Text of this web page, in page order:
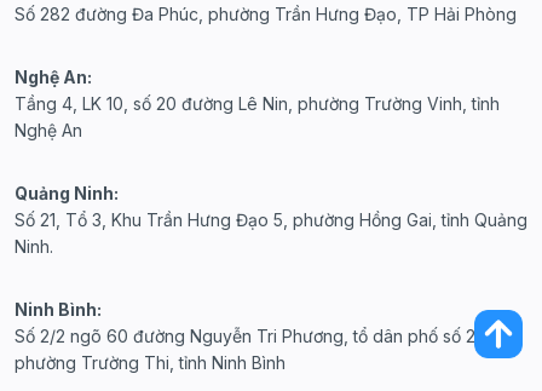
Số 282 đường Đa Phúc, phường Trần Hưng Đạo, TP Hải Phòng
Nghệ An:
Tầng 4, LK 10, số 20 đường Lê Nin, phường Trường Vinh, tỉnh
Nghệ An
Quảng Ninh:
Số 21, Tổ 3, Khu Trần Hưng Đạo 5, phường Hồng Gai, tỉnh Quảng
Ninh.
Ninh Bình:
Số 2/2 ngõ 60 đường Nguyễn Tri Phương, tổ dân phố số 20,
phường Trường Thi, tỉnh Ninh Bình